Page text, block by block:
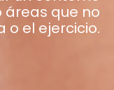
que no
o el ejercicio.